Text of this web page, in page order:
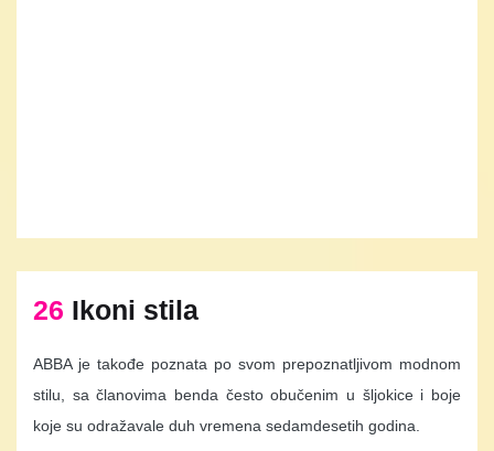
26 Ikoni stila
ABBA je takođe poznata po svom prepoznatljivom modnom
stilu, sa članovima benda često obučenim u šljokice i boje
koje su odražavale duh vremena sedamdesetih godina.